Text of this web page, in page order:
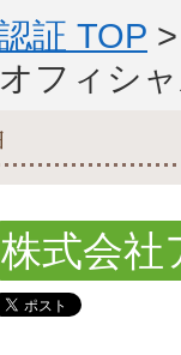
証 TOP
フィシ
株式会社